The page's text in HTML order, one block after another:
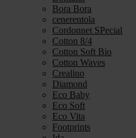
Bora Bora
cenerentola
Cordonnet SPecial
Cotton 8/4
Cotton Soft Bio
Cotton Waves
Crealino
Diamond
Eco Baby
Eco Soft
Eco Vita
Footprints